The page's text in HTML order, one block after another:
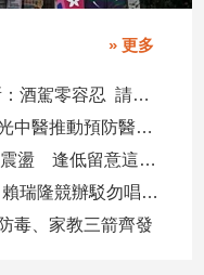
» 更多
副主任涉酒駕肇事 吉安鄉公所：酒駕零容忍 請辭獲准
攜AI科技參展高齡健康展 馬光中醫推動預防醫學迎接長壽新經濟
台股力守4萬4！法人研判持續震盪 逢低留意這些族群
柯志恩競辦批雙語教育要務實 賴瑞隆競辦駁勿唱衰高雄
毒、家教三箭齊發